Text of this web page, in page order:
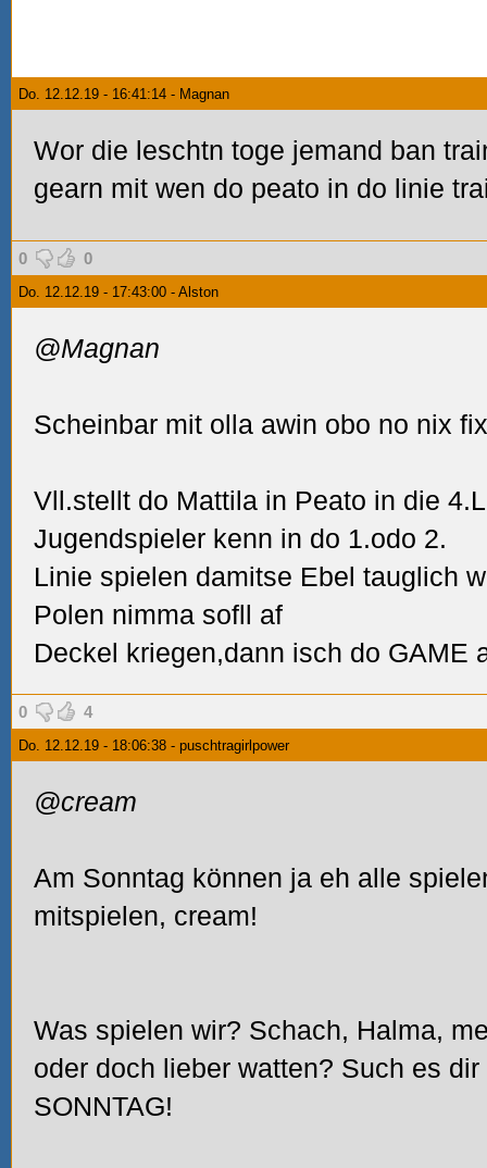
Do. 12.12.19 - 16:41:14 - Magnan
Wor die leschtn toge jemand ban
gearn mit wen do peato in do linie
0 0
Do. 12.12.19 - 17:43:00 - Alston
@Magnan
Scheinbar mit olla awin obo no nix
Vll.stellt do Mattila in Peato in die
Jugendspieler kenn in do 1.odo 2.
Linie spielen damitse Ebel tauglich
Polen nimma sofll af
Deckel kriegen,dann isch do GAME
0 4
Do. 12.12.19 - 18:06:38 - puschtragirlpower
@cream
Am Sonntag können ja eh alle
mitspielen, cream!
Was spielen wir? Schach, Halma,
oder doch lieber watten? Such es
SONNTAG!